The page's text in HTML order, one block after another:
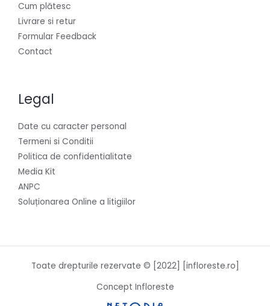
Cum plătesc
Livrare si retur
Formular Feedback
Contact
Legal
Date cu caracter personal
Termeni si Conditii
Politica de confidentialitate
Media Kit
ANPC
Soluționarea Online a litigiilor
Toate drepturile rezervate © [2022] [infloreste.ro]
Concept Infloreste